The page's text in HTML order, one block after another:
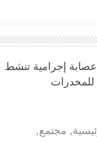
إجرامية تنشط
للمخدرات
, مجتمع,